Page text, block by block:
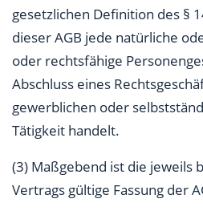
gesetzlichen Definition des §
dieser AGB jede natürliche
oder rechtsfähige
Abschluss eines
gewerblichen oder
Tätigkeit handelt.
(3) Maßgebend ist die jeweils
Vertrags gültige Fassung der